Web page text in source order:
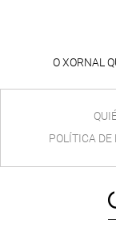
O XORNAL
POLÍTICA